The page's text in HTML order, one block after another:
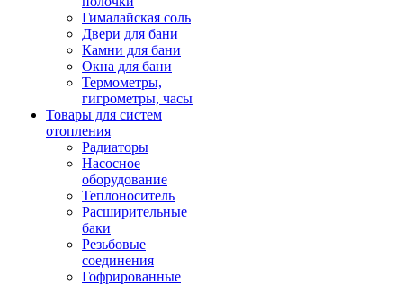
Гималайская соль
Двери для бани
Камни для бани
Окна для бани
Термометры,
гигрометры, часы
Товары для систем
отопления
Радиаторы
Насосное
оборудование
Теплоноситель
Расширительные
баки
Резьбовые
соединения
Гофрированные